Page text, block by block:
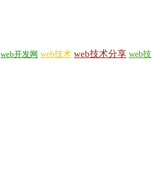
web开发网 web技术 web技术分享 web技